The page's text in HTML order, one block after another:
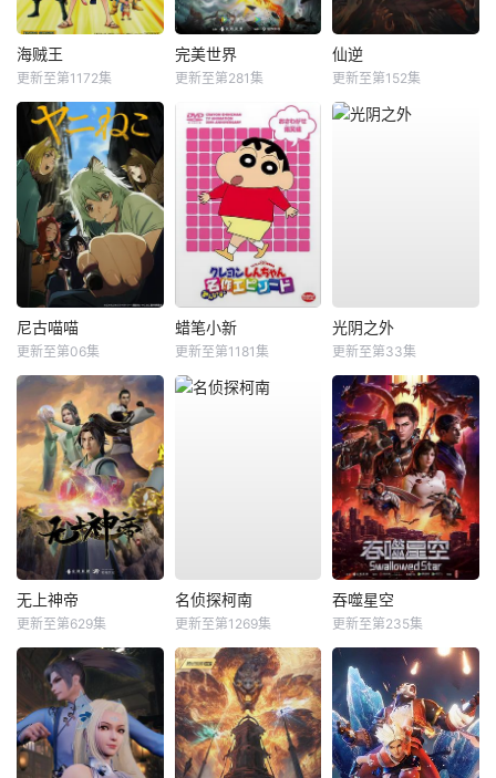
海贼王
更新至第1172集
完美世界
更新至第281集
仙逆
更新至第152集
尼古喵喵
更新至第06集
蜡笔小新
更新至第1181集
光阴之外
更新至第33集
无上神帝
更新至第629集
名侦探柯南
更新至第1269集
吞噬星空
更新至第235集